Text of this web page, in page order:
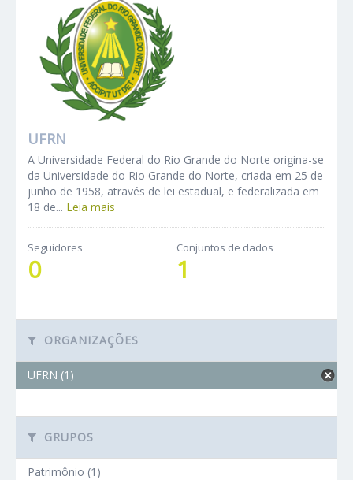
UFRN
A Universidade Federal do Rio Grande do Norte origina-se
da Universidade do Rio Grande do Norte, criada em 25 de
junho de 1958, através de lei estadual, e federalizada em
18 de... Leia mais
Seguidores
0
Conjuntos de dados
1
ORGANIZAÇÕES
UFRN (1)
GRUPOS
Patrimônio (1)